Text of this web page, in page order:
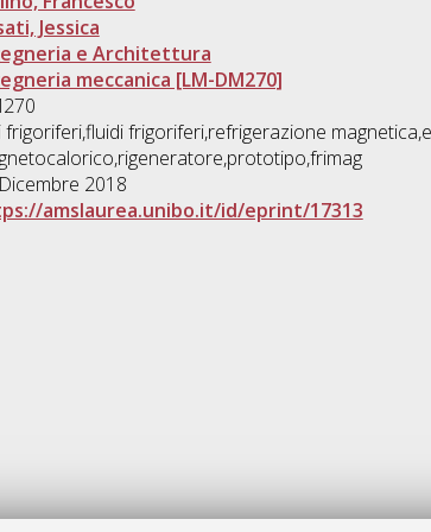
Jessica
e Architettura
meccanica [LM-DM270]
frigoriferi,fluidi frigoriferi,refrigerazione
2018
amslaurea.unibo.it/id/eprint/17313